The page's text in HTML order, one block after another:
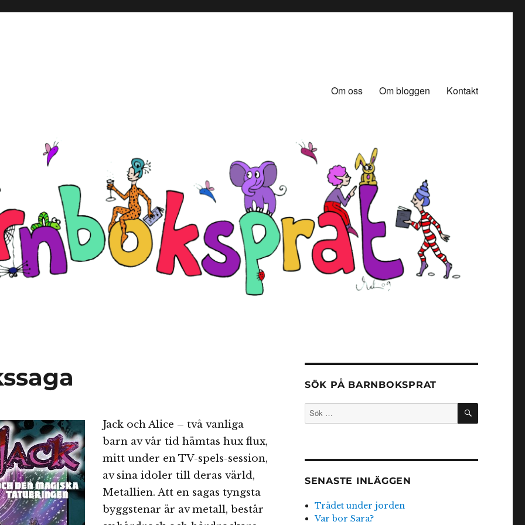
Om oss Om bloggen Kontakt
Jack och Alice – två vanliga
barn av vår tid hämtas hux flux,
mitt under en TV-spels-session,
av sina idoler till deras värld,
Metallien. Att en sagas tyngsta
byggstenar är av metall, består
SÖK PÅ BARNBOKSPRAT
Sök
efter:
SÖK
SENASTE INLÄGGEN
Trädet under jorden
Var bor Sara?